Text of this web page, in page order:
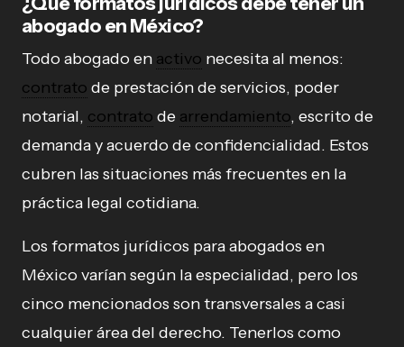
abogado en México?
Todo abogado en activo necesita al menos:
contrato de prestación de servicios, poder
notarial, contrato de arrendamiento, escrito de
demanda y acuerdo de confidencialidad. Estos
cubren las situaciones más frecuentes en la
práctica legal cotidiana.
Los formatos jurídicos para abogados en
México varían según la especialidad, pero los
cinco mencionados son transversales a casi
cualquier área del derecho. Tenerlos como